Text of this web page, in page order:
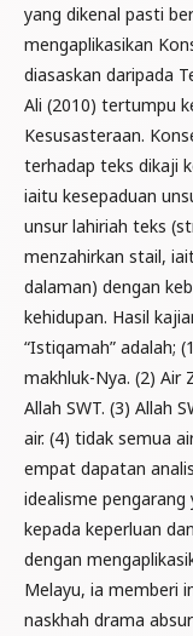
yang dikenal pasti
mengaplikasikan
diasaskan daripada
Ali (2010) tertumpu
Kesusasteraan.
terhadap teks dikaji
iaitu kesepaduan
unsur lahiriah teks
menzahirkan stail,
dalaman) dengan
kehidupan. Hasil
“Istiqamah” adalah;
makhluk-Nya. (2) Air
Allah SWT. (3) Allah
air. (4) tidak semua
empat dapatan
idealisme
kepada keperluan
dengan
Melayu, ia memberi
naskhah drama